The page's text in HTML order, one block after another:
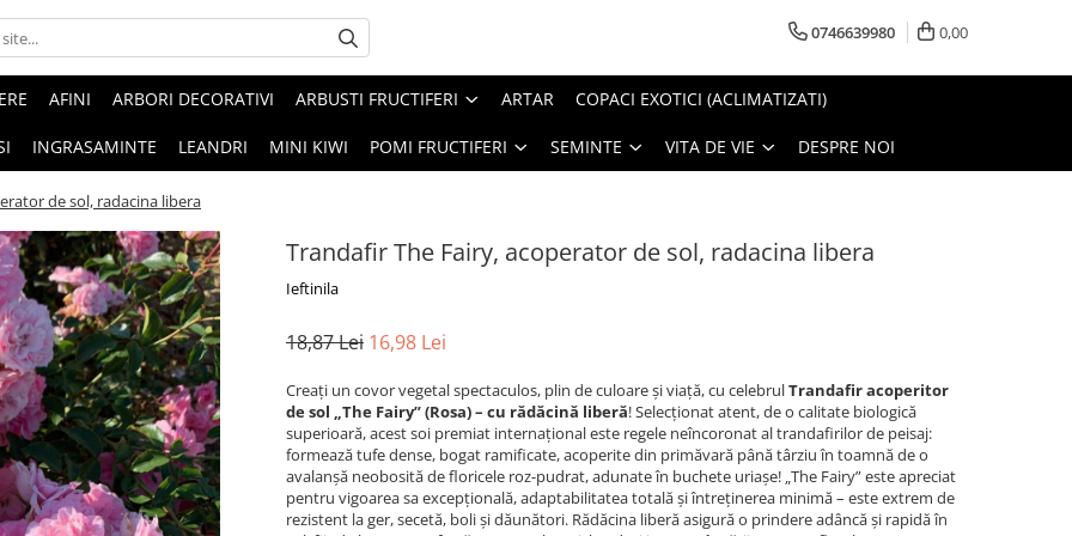
0746639980 0,00
AFINI ARBORI DECORATIVI ARBUSTI FRUCTIFERI ARTAR COPACI EXOTICI (ACLIMATIZATI)
INGRASAMINTE LEANDRI MINI KIWI POMI FRUCTIFERI SEMINTE VITA DE VIE DESPRE NOI
de sol, radacina libera
Trandafir The Fairy, acoperator de sol, radacina libera
Ieftinila
18,87 Lei 16,98 Lei
Creați un covor vegetal spectaculos, plin de culoare și viață, cu celebrulTrandafir acoperitor
de sol „The Fairy” (Rosa) – cu rădăcină liberă! Selecționat atent, de o calitate biologică
superioară, acest soi premiat internațional este regele neîncoronat al trandafirilor de peisaj:
formează tufe dense, bogat ramificate, acoperite din primăvară până târziu în toamnă de o
avalanșă neobosită de floricele roz-pudrat, adunate în buchete uriașe! „The Fairy” este apreciat
pentru vigoarea sa excepțională, adaptabilitatea totală și întreținerea minimă – este extrem de
rezistent la ger, secetă, boli și dăunători. Rădăcina liberă asigură o prindere adâncă și rapidă în